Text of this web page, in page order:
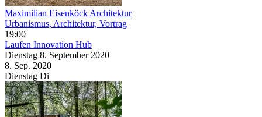
Maximilian Eisenköck Architektur
Urbanismus, Architektur, Vortrag
19:00
Laufen Innovation Hub
Dienstag 8. September 2020
8. Sep. 2020
Dienstag Di